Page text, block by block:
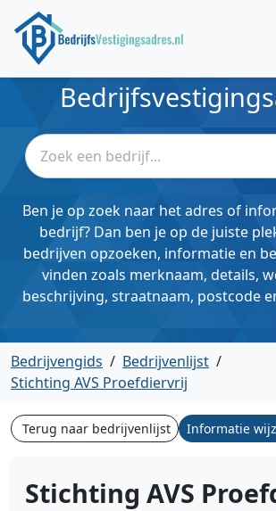
Ben je op zoek naar het adres of
bedrijf? Dan ben je op de juiste
bedrijven opzoeken, informatie en
vinden zoals merknaam, details,
beschrijving, straatnaam, postcode
Bedrijvengids / Bedrijvenlijst /
Stichting AVS Proefdiervrij
Terug naar bedrijvenlijst Informatie
Stichting AVS